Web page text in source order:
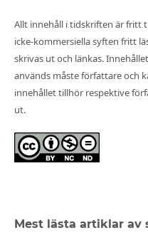
Allt innehåll i tidskriften är fritt
icke-kommersiella syften fritt
skrivas ut och länkas.
används måste författare och
innehållet tillhör respektive
ut.
Mest lästa artiklar av